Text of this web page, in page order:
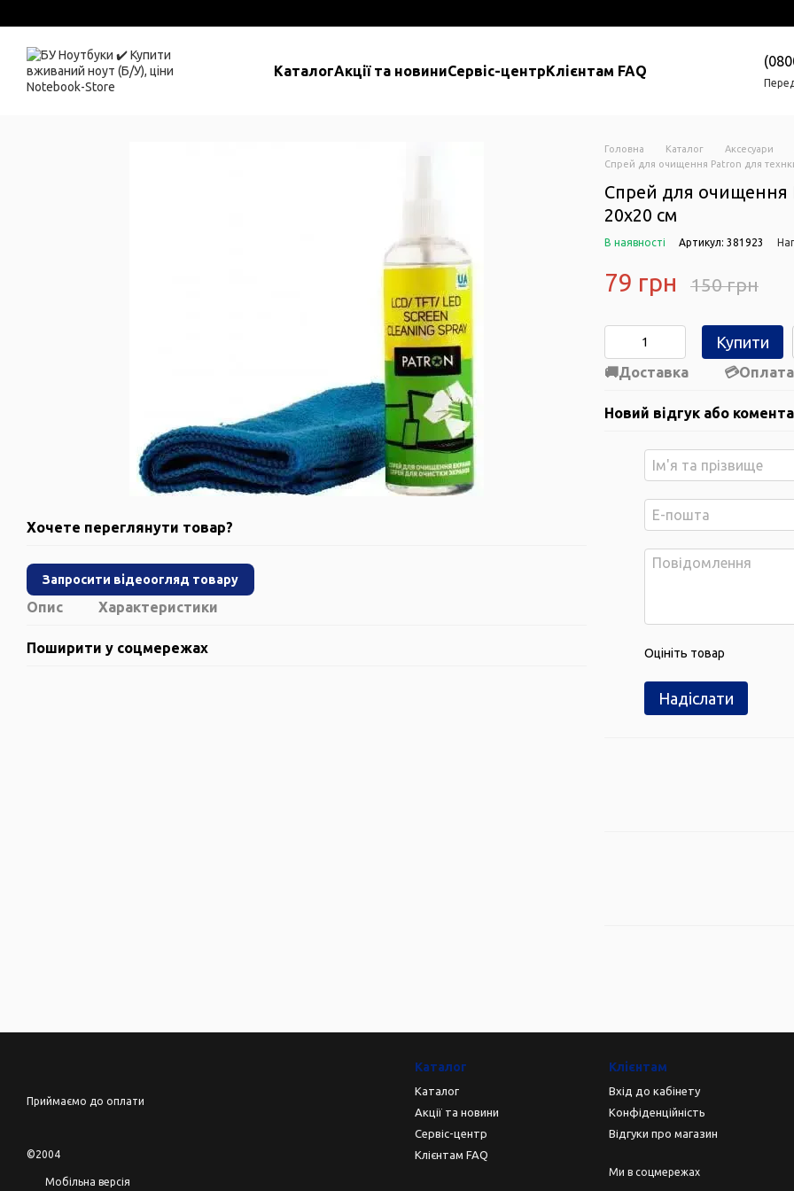
КаталогАкції та новиниСервіс-центрКлієнтам FAQ
Хочете переглянути товар?
Запросити відеоогляд товару
Опис Характеристики
Поширити у соцмережах
Головна Каталог Аксесуари
Спрей для очищення Patron для
Спрей для очищення
20х20 см
В наявності Артикул: 381923
79 грн 150 грн
Купити
Доставка Оплата
Новий відгук або
Оцініть товар
Надіслати
Приймаємо до оплати
©2004
Мобільна версія
Каталог
Каталог
Акції та новини
Сервіс-центр
Клієнтам FAQ
Клієнтам
Вхід до кабінету
Конфіденційність
Відгуки про магазин
Ми в соцмережах